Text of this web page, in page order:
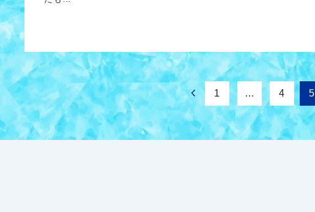
1 … 4 5